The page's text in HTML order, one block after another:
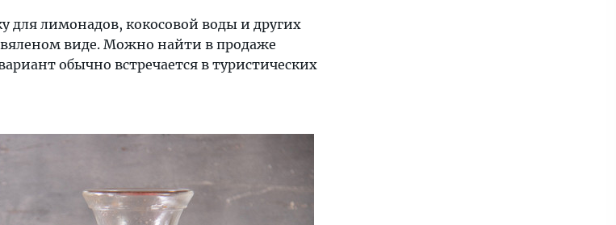
для лимонадов, кокосовой воды и других
виде. Можно найти в продаже
обычно встречается в туристических